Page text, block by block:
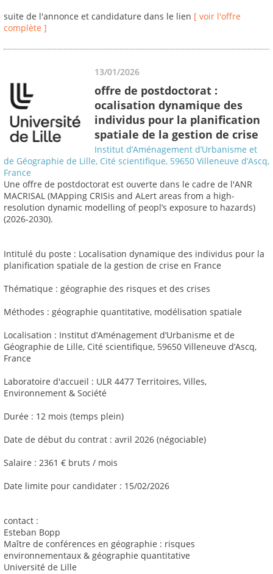
suite de l'annonce et candidature dans le lien [ voir l'offre
complète ]
13/01/2026
offre de postdoctorat :
ocalisation dynamique des
individus pour la planification
spatiale de la gestion de crise
Institut d’Aménagement d’Urbanisme et
de Géographie de Lille, Cité scientifique, 59650 Villeneuve d’Ascq,
France
Une offre de postdoctorat est ouverte dans le cadre de l'ANR
MACRISAL (MApping CRISis and ALert areas from a high-
resolution dynamic modelling of peopl’s exposure to hazards)
(2026-2030).
Intitulé du poste : Localisation dynamique des individus pour la
planification spatiale de la gestion de crise en France
Thématique : géographie des risques et des crises
Méthodes : géographie quantitative, modélisation spatiale
Localisation : Institut d’Aménagement d’Urbanisme et de
Géographie de Lille, Cité scientifique, 59650 Villeneuve d’Ascq,
France
Laboratoire d'accueil : ULR 4477 Territoires, Villes,
Environnement & Société
Durée : 12 mois (temps plein)
Date de début du contrat : avril 2026 (négociable)
Salaire : 2361 € bruts / mois
Date limite pour candidater : 15/02/2026
contact :
Esteban Bopp
Maître de conférences en géographie : risques
environnementaux & géographie quantitative
Université de Lille